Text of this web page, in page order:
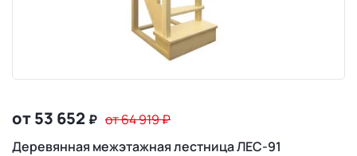
от 53 652 ₽ от 64 919₽
Деревянная межэтажная лестница ЛЕС-91